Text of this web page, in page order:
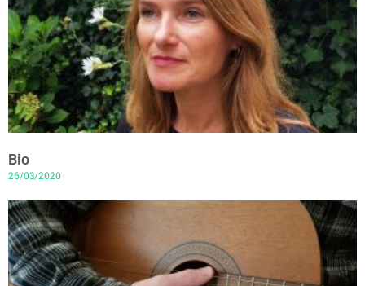
Bio
26/03/2020